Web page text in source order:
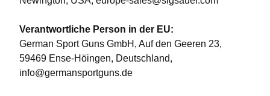
Verantwortliche Person in der EU:
German Sport Guns GmbH, Auf den Geeren 23,
59469 Ense-Höingen, Deutschland,
info@germansportguns.de